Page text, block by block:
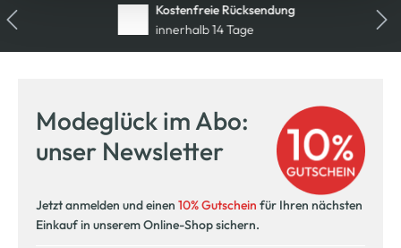
Kostenfreie Rücksendung
innerhalb 14 Tage
Modeglück im Abo:
unser Newsletter
Jetzt anmelden und einen 10% Gutschein für Ihren nächsten
Einkauf in unserem Online-Shop sichern.